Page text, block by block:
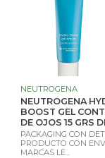
NEUTROGENA
NEUTROGENA
BOOST GEL
DE OJOS 15 GRS
PACKAGING CON
PRODUCTO CON
MARCAS LE...